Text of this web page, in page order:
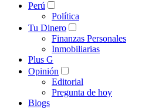
Perú
Política
Tu Dinero
Finanzas Personales
Inmobiliarias
Plus G
Opinión
Editorial
Pregunta de hoy
Blogs